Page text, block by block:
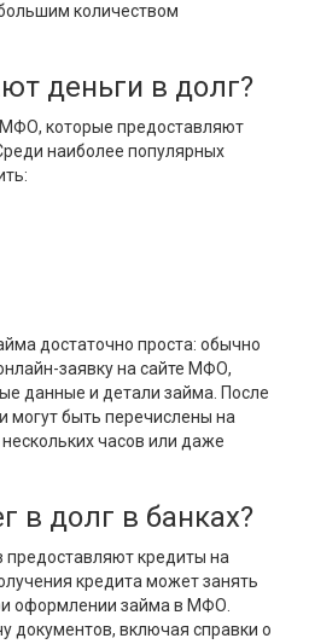
количеством
деньги в долг?
которые предоставляют
наиболее популярных
достаточно проста: обычно
заявку на сайте МФО,
данные и детали займа. После
могут быть перечислены на
часов или даже
в долг в банках?
кредиты на
кредита может занять
оформлении займа в МФО.
документов, включая справки о